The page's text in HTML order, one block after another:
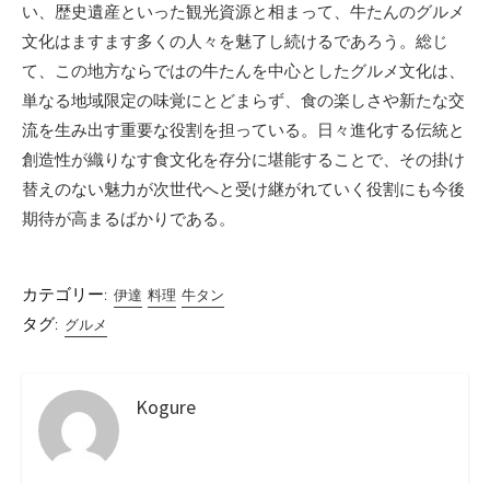
い、歴史遺産といった観光資源と相まって、牛たんのグルメ
文化はますます多くの人々を魅了し続けるであろう。総じ
て、この地方ならではの牛たんを中心としたグルメ文化は、
単なる地域限定の味覚にとどまらず、食の楽しさや新たな交
流を生み出す重要な役割を担っている。日々進化する伝統と
創造性が織りなす食文化を存分に堪能することで、その掛け
替えのない魅力が次世代へと受け継がれていく役割にも今後
期待が高まるばかりである。
カテゴリー: 伊達 料理 牛タン
タグ: グルメ
Kogure